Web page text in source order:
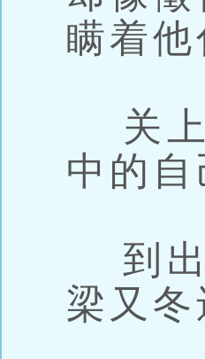
瞒着
关上
中的
到出
梁又